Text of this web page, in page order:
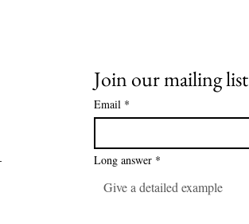
Join our mailing list
Email *
Long answer *